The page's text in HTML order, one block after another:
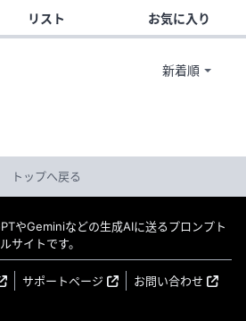
リスト お気に入り
トップへ戻る
やGeminiなどの生成AIに送るプロンプト
サイトです。
サポートページ
お問い合わせ